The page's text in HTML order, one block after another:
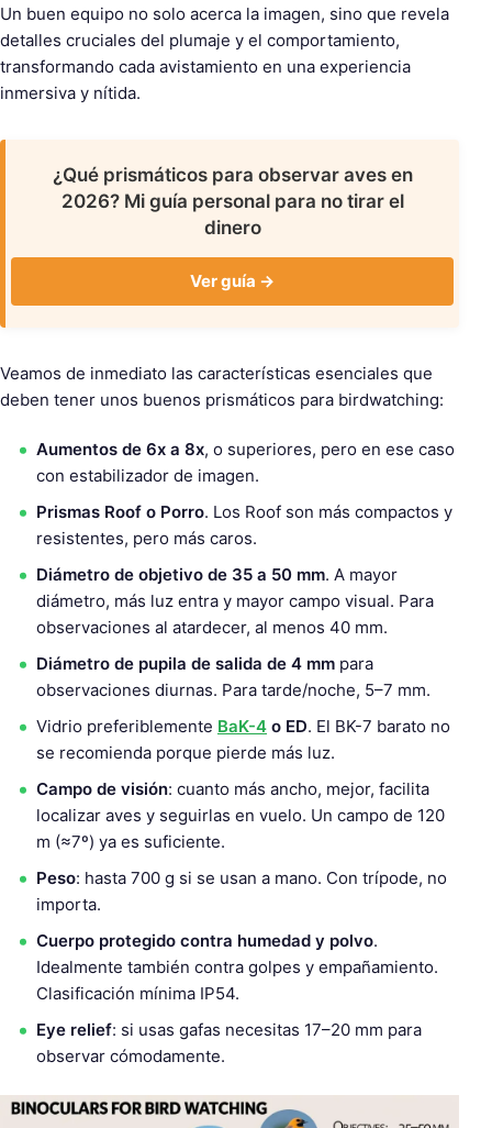
Un buen equipo no solo acerca la imagen, sino que revela
detalles cruciales del plumaje y el comportamiento,
transformando cada avistamiento en una experiencia
inmersiva y nítida.
¿Qué prismáticos para observar aves en
2026? Mi guía personal para no tirar el
dinero
Ver guía →
Veamos de inmediato las características esenciales que
deben tener unos buenos prismáticos para birdwatching:
Aumentos de 6x a 8x, o superiores, pero en ese caso
con estabilizador de imagen.
Prismas Roof o Porro. Los Roof son más compactos y
resistentes, pero más caros.
Diámetro de objetivo de 35 a 50 mm. A mayor
diámetro, más luz entra y mayor campo visual. Para
observaciones al atardecer, al menos 40 mm.
Diámetro de pupila de salida de 4 mm para
observaciones diurnas. Para tarde/noche, 5–7 mm.
Vidrio preferiblemente BaK-4 o ED. El BK-7 barato no
se recomienda porque pierde más luz.
Campo de visión: cuanto más ancho, mejor, facilita
localizar aves y seguirlas en vuelo. Un campo de 120
m (≈7º) ya es suficiente.
Peso: hasta 700 g si se usan a mano. Con trípode, no
importa.
Cuerpo protegido contra humedad y polvo.
Idealmente también contra golpes y empañamiento.
Clasificación mínima IP54.
Eye relief: si usas gafas necesitas 17–20 mm para
observar cómodamente.